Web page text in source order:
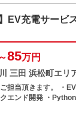
EV充電サービ
85万円
三田 浜松町エリ
担当頂きます。 ・
エンド開発 ・